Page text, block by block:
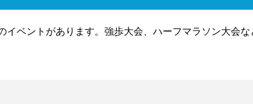
ベントがあります。強歩大会、ハーフマラソン大会